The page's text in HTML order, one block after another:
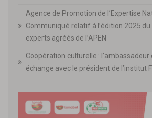
Agence de Promotion de l’Expertise
Communiqué relatif à l’édition 2025
experts agréés de l’APEN
Coopération culturelle : l’ambassadeur
échange avec le président de l’institut